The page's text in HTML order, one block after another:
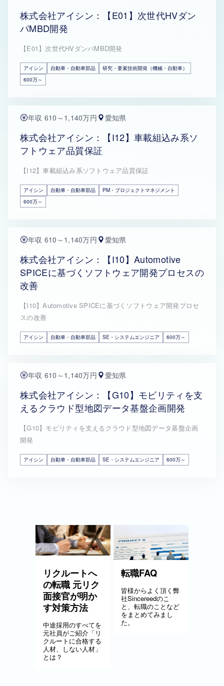
株式会社アイシン：【E01】次世代HVダン
パMBD開発
【E01】次世代HVダンパMBD開発
アイシン 自動車・自動車部品
研究・要素技術開発（機械・自動車）
600万～
年収 610～1,140万円 愛知県
株式会社アイシン：【I12】車載組込み系ソ
フトウェア品質保証
【I12】車載組込み系ソフトウェア品質保証
アイシン 自動車・自動車部品
PM・プロジェクトマネジメント
600万～
年収 610～1,140万円 愛知県
株式会社アイシン：【I10】Automotive
SPICEに基づくソフトウェア開発プロセスの
改善
【I10】Automotive SPICEに基づくソフトウェア開発プロセ
スの改善
アイシン 自動車・自動車部品 SE・システムエンジニア 600万～
年収 610～1,140万円 愛知県
株式会社アイシン：【G10】モビリティを支
えるクラウド型地図データ基盤企画開発
【G10】モビリティを支えるクラウド型地図データ基盤企画
開発
アイシン 自動車・自動車部品 SE・システムエンジニア 600万～
リクルートへ
の転職 元リク
面接官が明か
す対策方法
中途採用のすべてを
元社員がご紹介「リ
クルートに合格する
人材、しない人材」
とは？
転職FAQ
皆様からよく頂く弊
社Sincereedのこ
と、転職のことなど
をまとめてみまし
た。